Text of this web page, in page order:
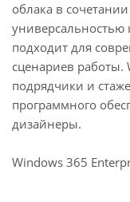
облака в
подходит для
сценариев работы.
подрядчики и
программного
дизайнеры.
Windows 365